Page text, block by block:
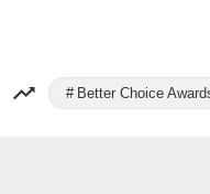
Better Choice